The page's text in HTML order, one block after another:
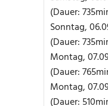
(Dauer:
Sonntag,
(Dauer:
Montag,
(Dauer:
Montag,
(Dauer: